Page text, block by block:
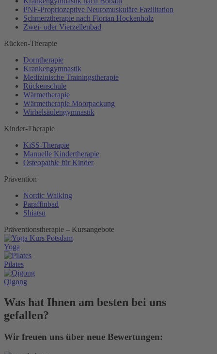
PNF-Propriozeptive Neuromuskuläre Fazilitation
Schmerztherapie nach Florian Hockenholz
Zwei- oder Vierzellenbad
Rücken-Therapie
Dorntherapie
Krankengymnastik
Medizinische Trainingstherapie
Rückenschule
Wärmetherapie
Wärmetherapie Moorpackung
Wirbelsäulengymnastik
Kinder-Therapie
KiSS-Therapie
Manuelle Kindertherapie
Osteopathie für Kinder
Prävention
Nordic Walking
Paraffinbad
Shiatsu
Präventionstherapie – Kursangebote
Yoga
Pilates
Qigong
Was hat Ihnen am besten bei uns
gefallen?
Wir freuen uns über neue Bewertungen: